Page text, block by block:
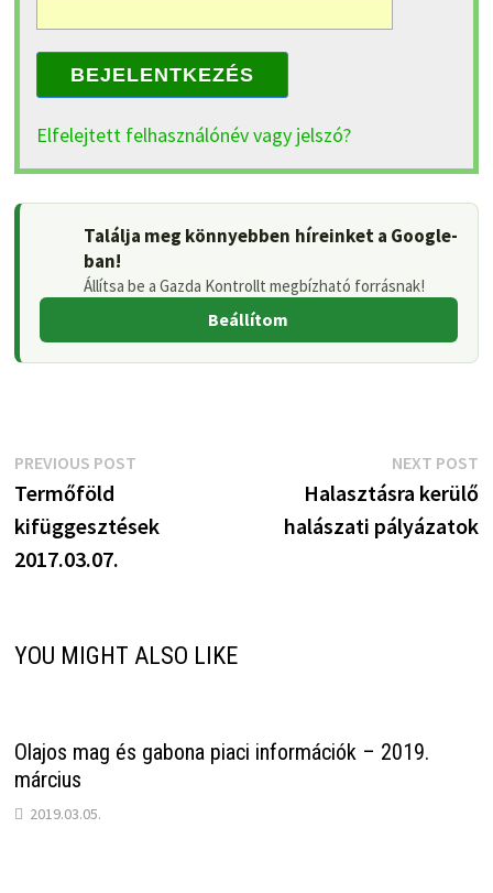
BEJELENTKEZÉS
Elfelejtett felhasználónév vagy jelszó?
Találja meg könnyebben híreinket a Google-
ban!
Állítsa be a Gazda Kontrollt megbízható forrásnak!
Beállítom
Bejegyzés
navigáció
PREVIOUS POSTPrevious
Termőföld
kifüggesztések
2017.03.07.
NEXT POST
Halasztásra kerülő
halászati pályázatok
YOU MIGHT ALSO LIKE
Olajos mag és gabona piaci információk – 2019.
március
2019.03.05.